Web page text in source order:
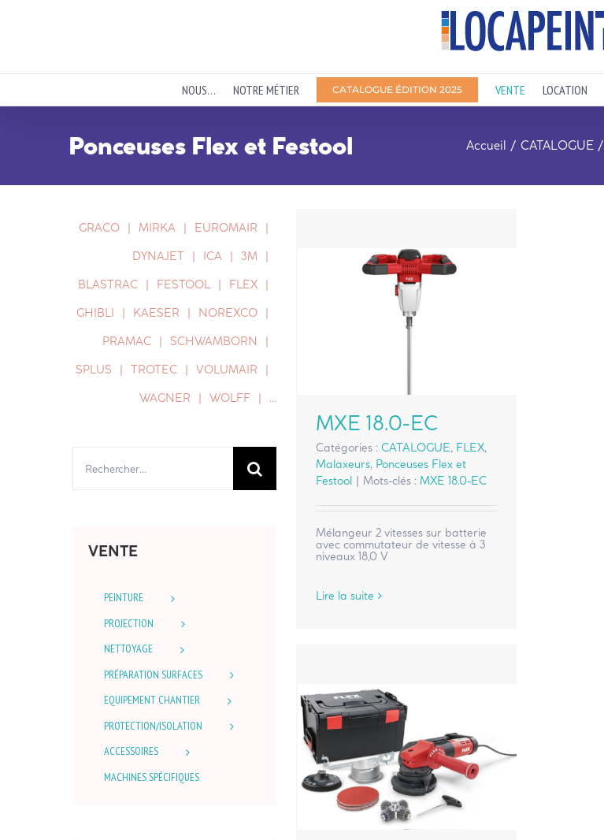
NOUS… NOTRE MÉTIER CATALOGUE ÉDITION 2025 VENTE LOCATION
Ponceuses Flex et Festool Accueil CATALOGUE
MXE 18.0-EC
Catégories :CATALOGUE, FLEX,
Malaxeurs, Ponceuses Flex et
Festool | Mots-clés : MXE 18.0-EC
Mélangeur 2 vitesses sur batterie
avec commutateur de vitesse à 3
niveaux 18,0 V
Lire la suite
GRACO MIRKA
EUROMAIR
DYNAJET
ICA
3M
BLASTRAC
FESTOOL
FLEX
GHIBLI
KAESER
NOREXCO
PRAMAC
SCHWAMBORN
SPLUS
TROTEC
VOLUMAIR
WAGNER
WOLFF …
VENTE
PEINTURE
PROJECTION
NETTOYAGE
PRÉPARATION SURFACES
EQUIPEMENT CHANTIER
PROTECTION/ISOLATION
ACCESSOIRES
MACHINES SPÉCIFIQUES